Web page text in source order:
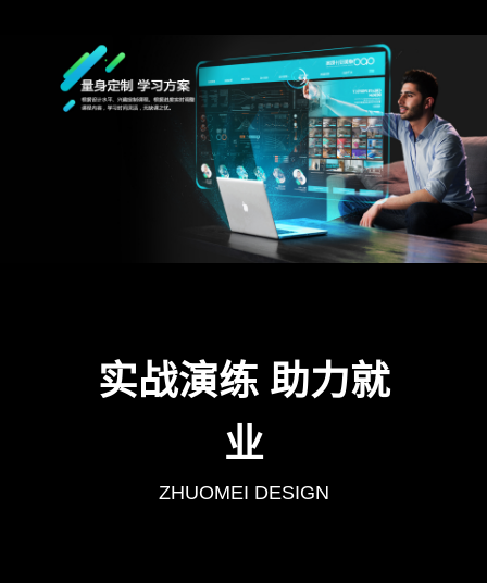
实战演练 助力就
业
ZHUOMEI DESIGN